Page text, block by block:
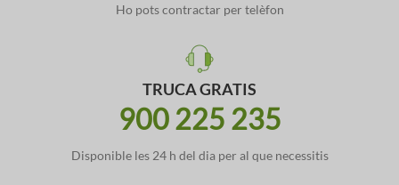
Ho pots contractar per telèfon
TRUCA GRATIS
900 225 235
Disponible les 24 h del dia per al que necessitis